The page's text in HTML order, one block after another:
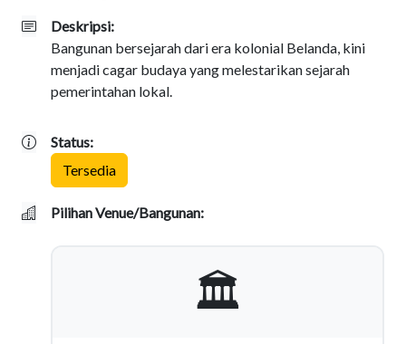
Deskripsi:
Bangunan bersejarah dari era kolonial Belanda, kini
menjadi cagar budaya yang melestarikan sejarah
pemerintahan lokal.
Status:
Tersedia
Pilihan Venue/Bangunan:
🏛️